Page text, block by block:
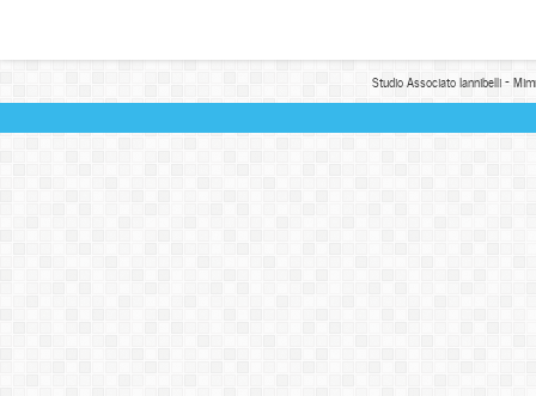
Studio Associato Iannibelli -